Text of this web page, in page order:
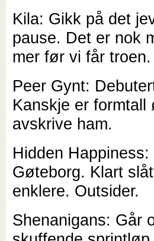
Kila: Gikk på det
pause. Det er nok
mer før vi får troen.
Peer Gynt:
Kanskje er
avskrive ham.
Hidden
Gøteborg. Klart
enklere. Outsider.
Shenanigans: Går